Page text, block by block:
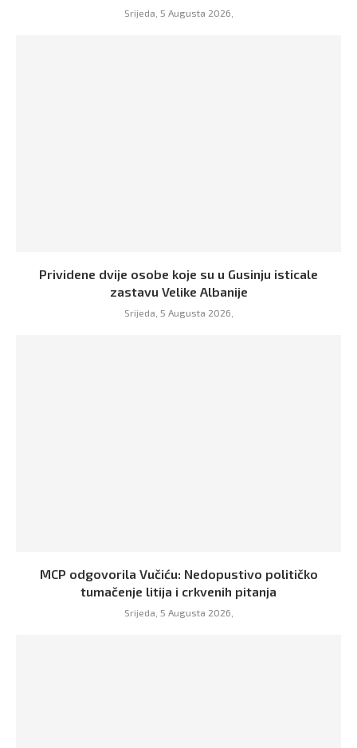
Srijeda, 5 Augusta 2026,
Prividene dvije osobe koje su u Gusinju isticale
zastavu Velike Albanije
Srijeda, 5 Augusta 2026,
MCP odgovorila Vučiću: Nedopustivo političko
tumačenje litija i crkvenih pitanja
Srijeda, 5 Augusta 2026,